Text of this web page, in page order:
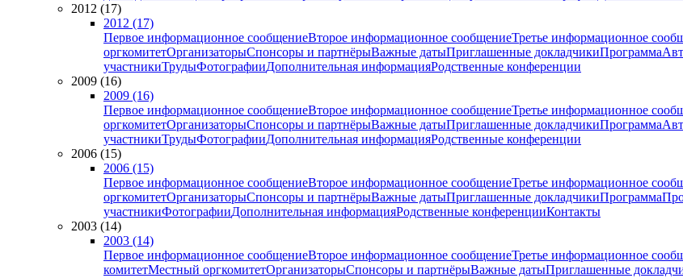
2012 (17)
2012 (17)
Первое информационное сообщениеВторое информационное сообщениеТретье информационное
оргкомитетОрганизаторыСпонсоры и партнёрыВажные датыПриглашенные докладчикиПрограмма
участникиТрудыФотографииДополнительная информацияРодственные конференции
2009 (16)
2009 (16)
Первое информационное сообщениеВторое информационное сообщениеТретье информационное
оргкомитетОрганизаторыСпонсоры и партнёрыВажные датыПриглашенные докладчикиПрограмма
участникиТрудыФотографииДополнительная информацияРодственные конференции
2006 (15)
2006 (15)
Первое информационное сообщениеВторое информационное сообщениеТретье информационное
оргкомитетОрганизаторыСпонсоры и партнёрыВажные датыПриглашенные докладчикиПрограмма
участникиФотографииДополнительная информацияРодственные конференцииКонтакты
2003 (14)
2003 (14)
Первое информационное сообщениеВторое информационное сообщениеТретье информационное
комитетМестный оргкомитетОрганизаторыСпонсоры и партнёрыВажные датыПриглашенные